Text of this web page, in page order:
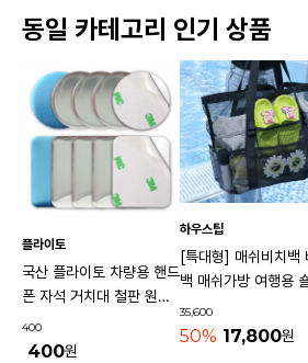
동일 카테고리 인기 상품
플라이토
국산 플라이토 차량용 핸드
폰 자석 거치대 철판 원형
사각 40mm
400
400원
하우스팁
[특대형] 매쉬비치백
백 매쉬가방 여행용
물놀이가방 수영가방
지는가방
35,600
50% 17,800원